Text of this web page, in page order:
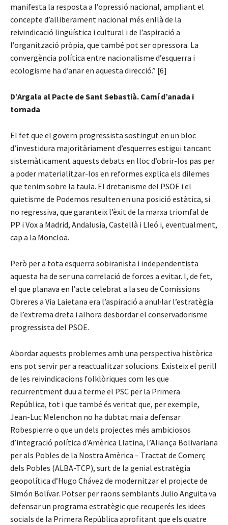
manifesta la resposta a l’opressió nacional, ampliant el
concepte d’alliberament nacional més enllà de la
reivindicació lingüística i cultural i de l’aspiració a
l’organització pròpia, que també pot ser opressora. La
convergència política entre nacionalisme d’esquerra i
ecologisme ha d’anar en aquesta direcció.” [6]
D’Argala al Pacte de Sant Sebastià. Camí d’anada i
tornada
El fet que el govern progressista sostingut en un bloc
d’investidura majoritàriament d’esquerres estigui tancant
sistemàticament aquests debats en lloc d’obrir-los pas per
a poder materialitzar-los en reformes explica els dilemes
que tenim sobre la taula. El dretanisme del PSOE i el
quietisme de Podemos resulten en una posició estàtica, si
no regressiva, que garanteix l’èxit de la marxa triomfal de
PP i Vox a Madrid, Andalusia, Castellà i Lleó i, eventualment,
cap a la Moncloa.
Però per a tota esquerra sobiranista i independentista
aquesta ha de ser una correlació de forces a evitar. I, de fet,
el que planava en l’acte celebrat a la seu de Comissions
Obreres a Via Laietana era l’aspiració a anul·lar l’estratègia
de l’extrema dreta i alhora desbordar el conservadorisme
progressista del PSOE.
Abordar aquests problemes amb una perspectiva històrica
ens pot servir per a reactualitzar solucions. Existeix el perill
de les reivindicacions folklòriques com les que
recurrentment duu a terme el PSC per la Primera
República, tot i que també és veritat que, per exemple,
Jean-Luc Melenchon no ha dubtat mai a defensar
Robespierre o que un dels projectes més ambiciosos
d’integració política d’Amèrica Llatina, l’Aliança Bolivariana
per als Pobles de la Nostra Amèrica – Tractat de Comerç
dels Pobles (ALBA-TCP), surt de la genial estratègia
geopolítica d’Hugo Chávez de modernitzar el projecte de
Simón Bolívar. Potser per raons semblants Julio Anguita va
defensar un programa estratègic que recuperés les idees
socials de la Primera República aprofitant que els quatre